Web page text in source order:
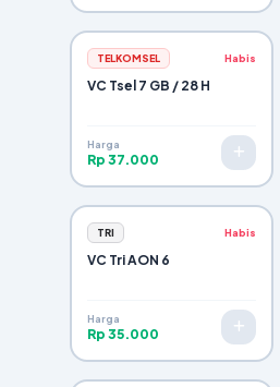
TELKOMSEL Habis
VC Tsel 7 GB / 28 H
Harga
Rp 37.000
TRI Habis
VC Tri AON 6
Harga
Rp 35.000